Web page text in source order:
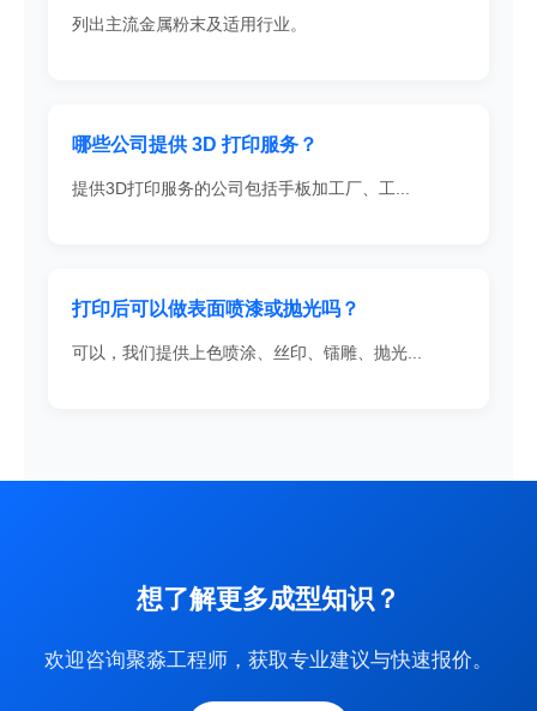
列出主流金属粉末及适用行业。
哪些公司提供 3D 打印服务？
提供3D打印服务的公司包括手板加工厂、工...
打印后可以做表面喷漆或抛光吗？
可以，我们提供上色喷涂、丝印、镭雕、抛光...
想了解更多成型知识？
欢迎咨询聚淼工程师，获取专业建议与快速报价。